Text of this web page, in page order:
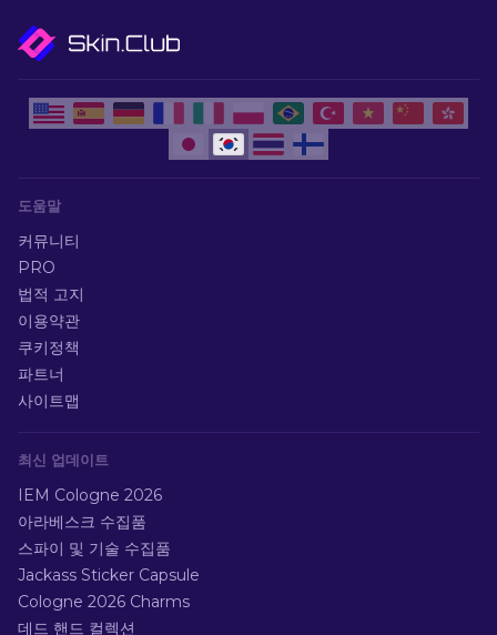
도움말
커뮤니티
PRO
법적 고지
이용약관
쿠키정책
파트너
사이트맵
최신 업데이트
IEM Cologne 2026
아라베스크 수집품
스파이 및 기술 수집품
Jackass Sticker Capsule
Cologne 2026 Charms
데드 핸드 컬렉션